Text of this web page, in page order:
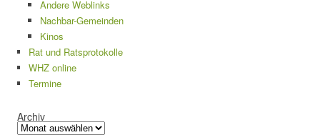
Andere Weblinks
Nachbar-Gemeinden
Kinos
Rat und Ratsprotokolle
WHZ online
Termine
Archiv